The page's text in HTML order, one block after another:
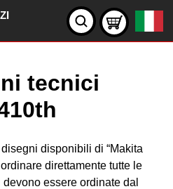
tecnici
disponibili di “Makita
direttamente tutte le
essere ordinate dal